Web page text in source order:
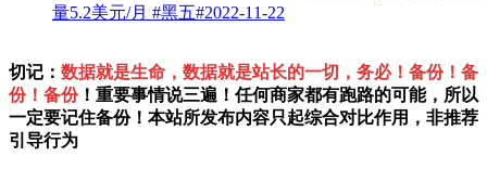
量5.2美元/月 #黑五#2022-11-22
切记： 数据就是生命，数据就是站长的一切，务必！备份！备
份！备份！重要事情说三遍！任何商家都有跑路的可能，所以
一定要记住备份！本站所发布内容只起综合对比作用，非推荐
引导行为